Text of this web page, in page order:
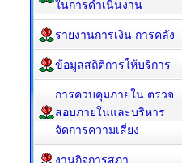
ในการดำเนินงาน
รายงานการเงิน การคลัง
ข้อมูลสถิติการให้บริการ
การควบคุมภายใน ตรวจ
สอบภายในและบริหาร
จัดการความเสี่ยง
งานกิจการสภา